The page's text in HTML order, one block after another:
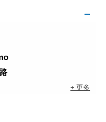
+ 更多